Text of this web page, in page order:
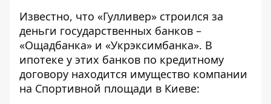
Известно, что «Гулливер» строился за
деньги государственных банков –
«Ощадбанка» и «Укрэксимбанка». В
ипотеке у этих банков по кредитному
договору находится имущество компании
на Спортивной площади в Киеве: